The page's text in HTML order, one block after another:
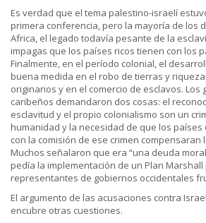
Es verdad que el tema palestino-israelí
primera conferencia, pero la mayoría de los
Africa, el legado todavía pesante de la
impagas que los países ricos tienen con los
Finalmente, en el período colonial, el
buena medida en el robo de tierras y
originarios y en el comercio de esclavos.
caribeños demandaron dos cosas: el
esclavitud y el propio colonialismo son un
humanidad y la necesidad de que los
con la comisión de ese crimen compensaran
Muchos señalaron que era “una deuda
pedía la implementación de un Plan Marshall
representantes de gobiernos occidentales
El argumento de las acusaciones contra
encubre otras cuestiones.